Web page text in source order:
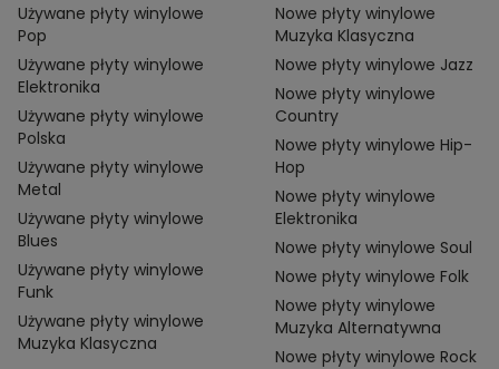
Używane płyty winylowe
Pop
Używane płyty winylowe
Elektronika
Używane płyty winylowe
Polska
Używane płyty winylowe
Metal
Używane płyty winylowe
Blues
Używane płyty winylowe
Funk
Używane płyty winylowe
Muzyka Klasyczna
Nowe płyty winylowe
Muzyka Klasyczna
Nowe płyty winylowe Jazz
Nowe płyty winylowe
Country
Nowe płyty winylowe Hip-
Hop
Nowe płyty winylowe
Elektronika
Nowe płyty winylowe Soul
Nowe płyty winylowe Folk
Nowe płyty winylowe
Muzyka Alternatywna
Nowe płyty winylowe Rock